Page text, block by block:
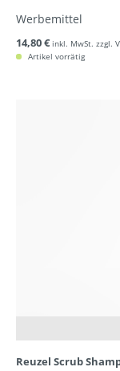
Werbemittel
14,80 € inkl. MwSt. zzgl.
Artikel vorrätig
Reuzel Scrub